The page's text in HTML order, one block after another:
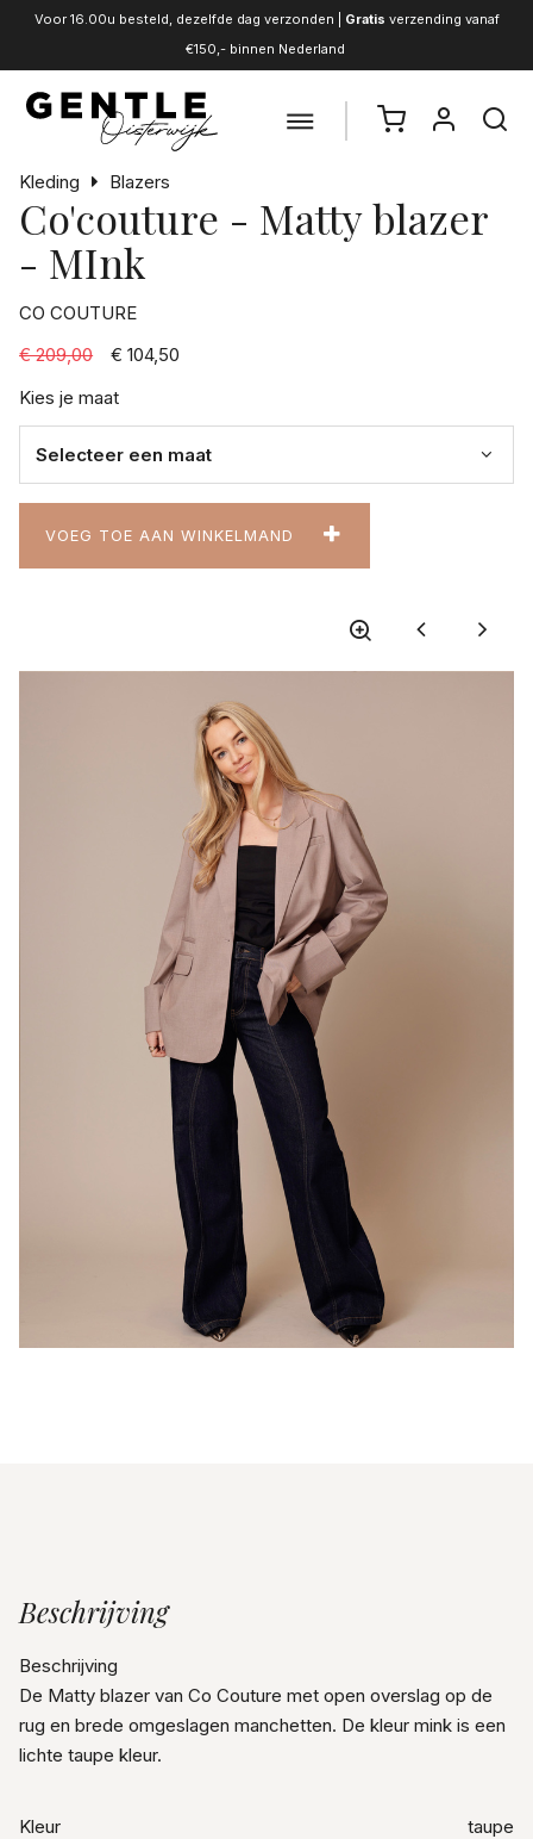
Voor 16.00u besteld, dezelfde dag verzonden | Gratis verzending vanaf
€150,- binnen Nederland
Kleding Blazers
Co'couture - Matty blazer
- MInk
CO COUTURE
€ 209,00
€ 104,50
Kies je maat
VOEG TOE AAN WINKELMAND
Beschrijving
Beschrijving
De Matty blazer van Co Couture met open overslag op de
rug en brede omgeslagen manchetten. De kleur mink is een
lichte taupe kleur.
Kleur taupe